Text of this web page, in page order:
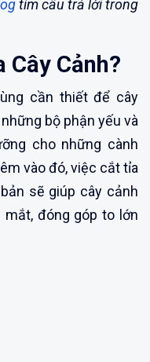
tìm câu trả lời trong
Cây Cảnh?
cần thiết để cây
bộ phận yếu và
cho những cành
vào đó, việc cắt tỉa
sẽ giúp cây cảnh
đóng góp to lớn